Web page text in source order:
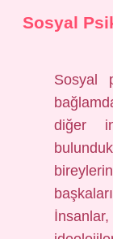
Sosyal
Sosyal
diğer